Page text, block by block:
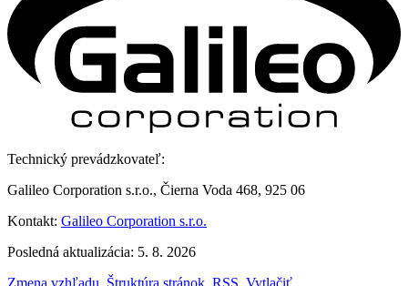
Technický prevádzkovateľ:
Galileo Corporation s.r.o., Čierna Voda 468, 925 06
Kontakt: Galileo Corporation s.r.o.
Posledná aktualizácia: 5. 8. 2026
Zmena vzhľadu Štruktúra stránok RSS Vytlačiť